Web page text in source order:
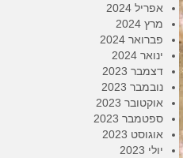
אפריל 2024
מרץ 2024
פברואר 2024
ינואר 2024
דצמבר 2023
נובמבר 2023
אוקטובר 2023
ספטמבר 2023
אוגוסט 2023
יולי 2023